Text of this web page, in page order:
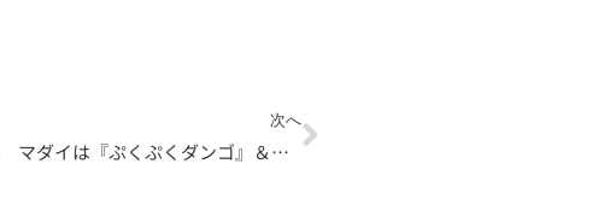
次へ
1月31日の釣果 マダイは『ぷくぷくダンゴ』＆『赤エビ』
Next